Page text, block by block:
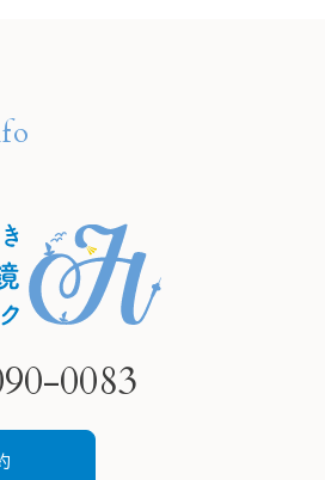
組織を採取して検査することが可能
除菌治療でリスクを下げることがで
きます。
状態を把握するために、どうぞご来
0083